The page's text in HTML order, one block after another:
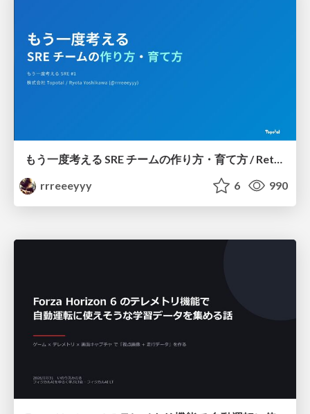
もう一度考える SRE チームの作り方・育て方 / Rethinking SRE #1: Building and Growing SRE Teams
rrreeeyyy
6 990